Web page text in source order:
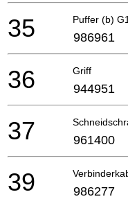
Puffer (b)
35 986961
Griff
36 944951
37 961400
39 986277